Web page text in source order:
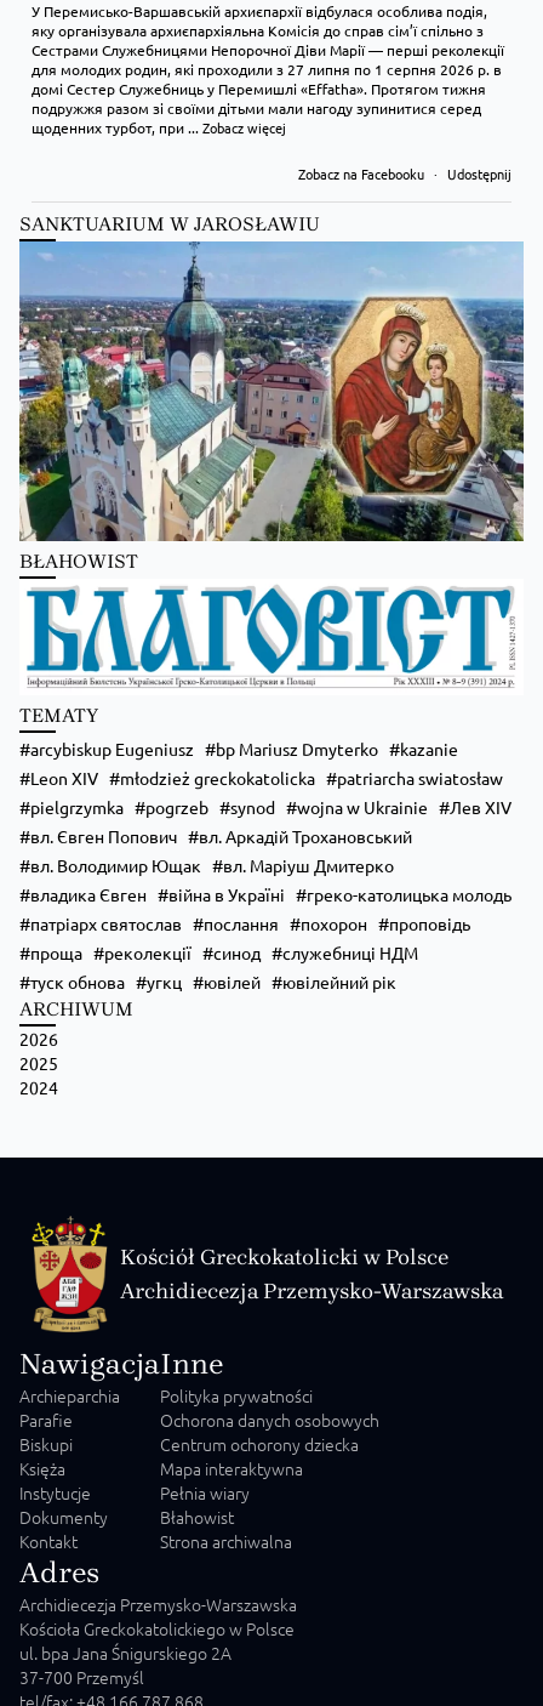
У Перемисько-Варшавській архиєпархії відбулася особлива подія,
яку організувала архиєпархіяльна Комісія до справ сім’ї спільно з
Сестрами Служебницями Непорочної Діви Марії — перші реколекції
для молодих родин, які проходили з 27 липня по 1 серпня 2026 р. в
домі Сестер Служебниць у Перемишлі «Effatha». Протягом тижня
подружжя разом зі своїми дітьми мали нагоду зупинитися серед
щоденних турбот, при...Zobacz więcej
Zobacz na Facebooku · Udostępnij
Kościół Greckokatolicki
Преображення Господнє в Лодзі
Zobacz na Facebooku · Udostępnij
SANKTUARIUM W JAROSŁAWIU
BŁAHOWIST
TEMATY
arcybiskup Eugeniusz bp Mariusz Dmyterko
kazanie
Leon XIV
młodzież greckokatolicka
patriarcha swiatosław
pielgrzymka
pogrzeb synod wojna w Ukrainie
Лев XIV
вл. Євген Попович
вл. Аркадій Трохановський
вл. Володимир Ющак
вл. Маріуш Дмитерко
владика Євген
війна в Україні
греко-католицька молодь
патріарх святослав
послання похорон
проповідь
проща
реколекції синод
служебниці НДМ
туск обнова
угкц ювілей ювілейний рік
ARCHIWUM
2026
2025
2024
Kościół Greckokatolicki w Polsce
Archidiecezja Przemysko-Warszawska
Nawigacja
Archieparchia
Parafie
Biskupi
Księża
Instytucje
Dokumenty
Kontakt
Inne
Polityka prywatności
Ochorona danych osobowych
Centrum ochorony dziecka
Mapa interaktywna
Pełnia wiary
Błahowist
Strona archiwalna
Adres
Archidiecezja Przemysko-Warszawska
Kościoła Greckokatolickiego w Polsce
ul. bpa Jana Śnigurskiego 2A
37-700 Przemyśl
tel/fax: +48 166 787 868